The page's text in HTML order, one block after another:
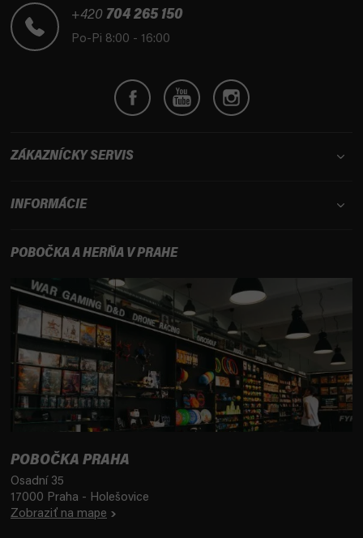
+420 704 265 150
Po-Pi 8:00 - 16:00
ZÁKAZNÍCKY SERVIS
INFORMÁCIE
POBOČKA A HERŇA V PRAHE
POBOČKA PRAHA
Osadní 35
17000 Praha - Holešovice
Zobraziť na mape